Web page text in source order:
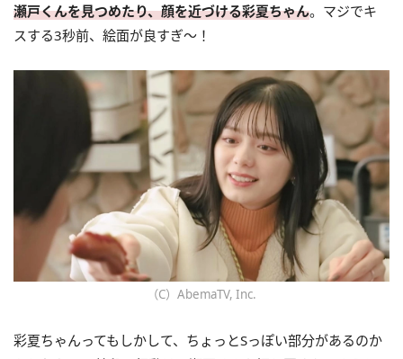
瀬戸くんを見つめたり、顔を近づける彩夏ちゃん。マジでキ
スする3秒前、絵面が良すぎ〜！
（C）AbemaTV, Inc.
彩夏ちゃんってもしかして、ちょっとSっぽい部分があるのか